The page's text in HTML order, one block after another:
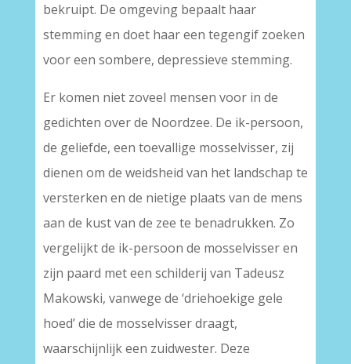
bekruipt. De omgeving bepaalt haar
stemming en doet haar een tegengif zoeken
voor een sombere, depressieve stemming.
Er komen niet zoveel mensen voor in de
gedichten over de Noordzee. De ik-persoon,
de geliefde, een toevallige mosselvisser, zij
dienen om de weidsheid van het landschap te
versterken en de nietige plaats van de mens
aan de kust van de zee te benadrukken. Zo
vergelijkt de ik-persoon de mosselvisser en
zijn paard met een schilderij van Tadeusz
Makowski, vanwege de ‘driehoekige gele
hoed’ die de mosselvisser draagt,
waarschijnlijk een zuidwester. Deze